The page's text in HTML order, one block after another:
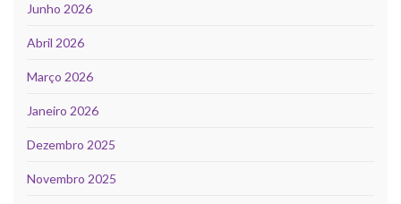
Junho 2026
Abril 2026
Março 2026
Janeiro 2026
Dezembro 2025
Novembro 2025